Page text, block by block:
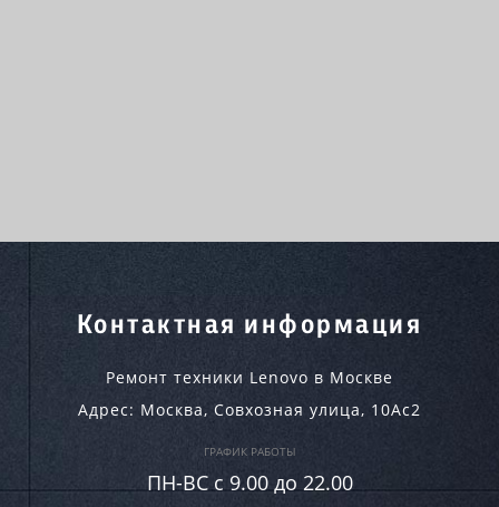
Контактная информация
Ремонт техники Lenovo в Москве
Адрес: Москва, Совхозная улица, 10Ас2
ГРАФИК РАБОТЫ
ПН-ВC c 9.00 до 22.00